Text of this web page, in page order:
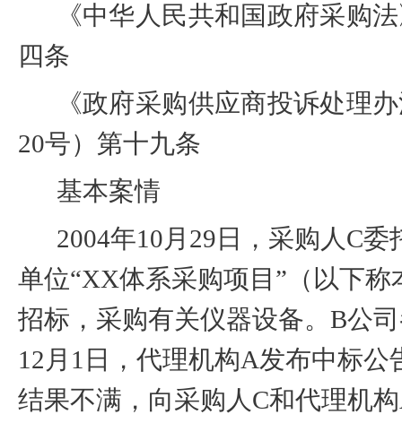
《中华人民共和国政府采购
四条
《政府采购供应商投诉处理
20号）第十九条
基本案情
2004年10月 29 日，采购人 C委
单位“XX体系采购项目”（以下
招标，采购有关仪器设备。 B公
12 月 1 日，代理机构A发布中标公
结果不满，向采购人 C和代理机构